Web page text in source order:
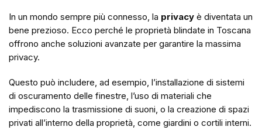
In un mondo sempre più connesso, la privacy è diventata un
bene prezioso. Ecco perché le proprietà blindate in Toscana
offrono anche soluzioni avanzate per garantire la massima
privacy.
Questo può includere, ad esempio, l’installazione di sistemi
di oscuramento delle finestre, l’uso di materiali che
impediscono la trasmissione di suoni, o la creazione di spazi
privati all’interno della proprietà, come giardini o cortili interni.